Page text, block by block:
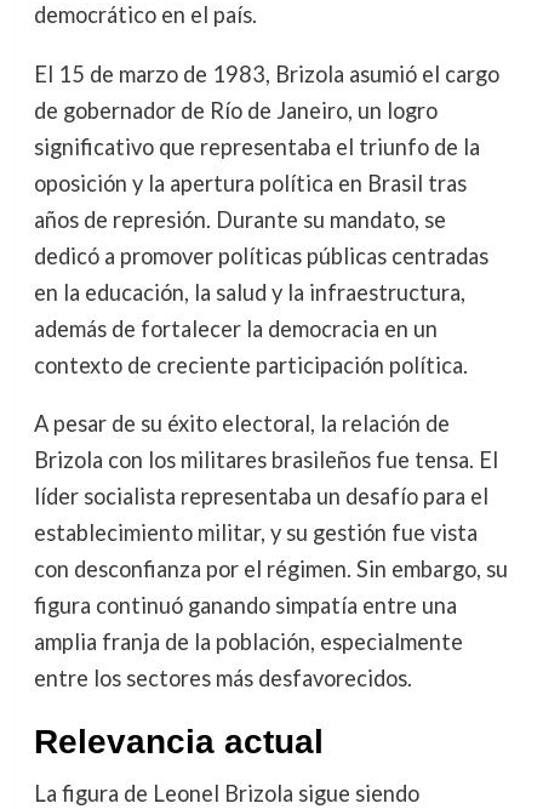
democrático en el país.
El 15 de marzo de 1983, Brizola asumió el cargo
de gobernador de Río de Janeiro, un logro
significativo que representaba el triunfo de la
oposición y la apertura política en Brasil tras
años de represión. Durante su mandato, se
dedicó a promover políticas públicas centradas
en la educación, la salud y la infraestructura,
además de fortalecer la democracia en un
contexto de creciente participación política.
A pesar de su éxito electoral, la relación de
Brizola con los militares brasileños fue tensa. El
líder socialista representaba un desafío para el
establecimiento militar, y su gestión fue vista
con desconfianza por el régimen. Sin embargo, su
figura continuó ganando simpatía entre una
amplia franja de la población, especialmente
entre los sectores más desfavorecidos.
Relevancia actual
La figura de Leonel Brizola sigue siendo